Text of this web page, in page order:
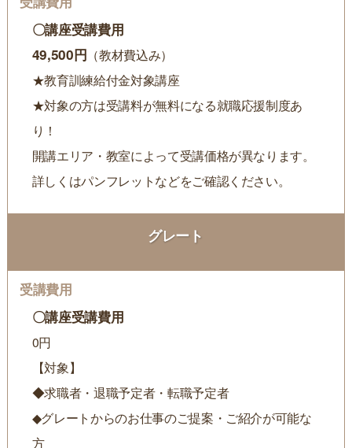
〇講座受講費用
49,500円 （教材費込み）
★教育訓練給付金対象講座
★対象の方は受講料が無料になる就職応援制度あ
り！
開講エリア・教室によって受講価格が異なります。
詳しくはパンフレットなどをご確認ください。
グレート
〇講座受講費用
0円
【対象】
◆求職者・退職予定者・転職予定者
◆グレートからのお仕事のご提案・ご紹介が可能な
方